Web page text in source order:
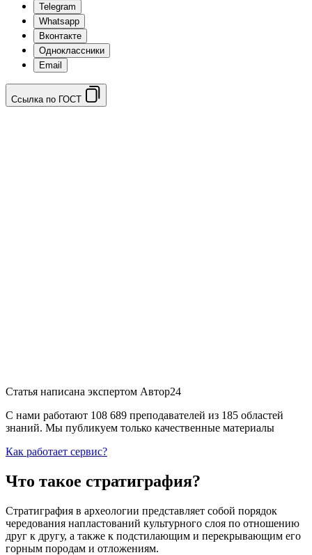
Telegram
Whatsapp
Вконтакте
Одноклассники
Email
Ссылка по ГОСТ
Статья написана экспертом Автор24
С нами работают 108 689 преподавателей из 185 областей
знаний. Мы публикуем только качественные материалы
Как работает сервис?
Что такое стратиграфия?
Стратиграфия в археологии представляет собой порядок
чередования напластований культурного слоя по отношению
друг к другу, а также к подстилающим и перекрывающим его
горным породам и отложениям.